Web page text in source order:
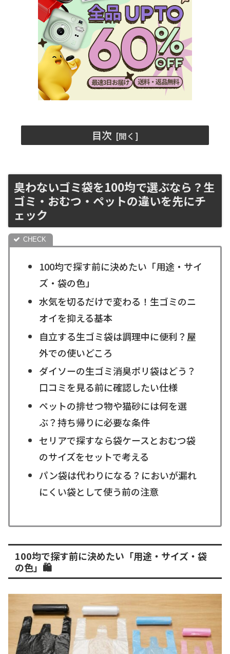
目次
臭わないゴミ袋を100均で選ぶなら？生
ゴミ・おむつ・ペットの違いを先にチ
ェック
100均で探す前に決めたい「用途・サイ
ズ・袋の色」
水気を切るだけで変わる！生ゴミのニ
オイを抑える基本
自立する生ゴミ袋は調理中に便利？屋
外での使いどころ
ダイソーの生ゴミ消臭ポリ袋はどう？
口コミを見る前に確認したい仕様
ペットの排せつ物や猫砂には何を選
ぶ？持ち帰りに必要な条件
セリアで探すなら袋ケースとおむつ袋
のサイズをセットで考える
パン袋は代わりになる？においが漏れ
にくい袋として使う前の注意
100均で探す前に決めたい「用途・サイズ・袋
の色」🛍️